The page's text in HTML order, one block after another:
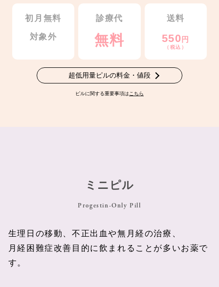
初月無料
対象外
診療代
無料
送料
550 円
（税込）
超低用量ピルの料金・値段
ピルに関する重要事項はこちら
ミニピル
Progestin-Only Pill
生理日の移動、不正出血や無月経の治療、
月経困難症改善目的に飲まれることが多いお薬で
す。